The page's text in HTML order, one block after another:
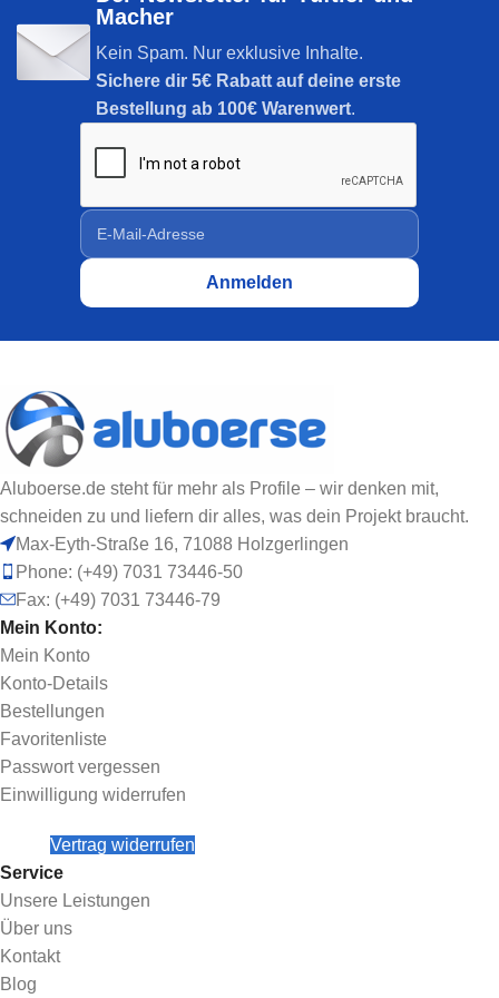
Macher
Kein Spam. Nur exklusive Inhalte.
Sichere dir 5€ Rabatt auf deine erste
Bestellung ab 100€ Warenwert.
Aluboerse.de steht für mehr als Profile – wir denken mit,
schneiden zu und liefern dir alles, was dein Projekt braucht.
Max-Eyth-Straße 16, 71088 Holzgerlingen
Phone: (+49) 7031 73446-50
Fax: (+49) 7031 73446-79
Mein Konto:
Mein Konto
Konto-Details
Bestellungen
Favoritenliste
Passwort vergessen
Einwilligung widerrufen
Vertrag widerrufen
Service
Unsere Leistungen
Über uns
Kontakt
Blog